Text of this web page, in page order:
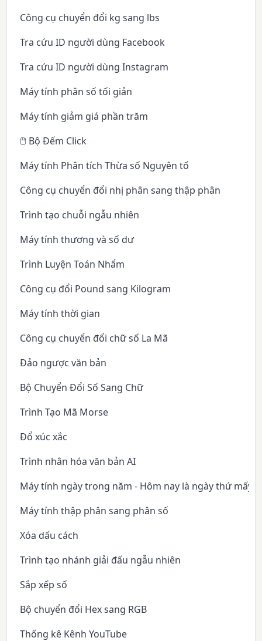
Công cụ chuyển đổi kg sang lbs
Tra cứu ID người dùng Facebook
Tra cứu ID người dùng Instagram
Máy tính phân số tối giản
Máy tính giảm giá phần trăm
🖱️ Bộ Đếm Click
Máy tính Phân tích Thừa số Nguyên tố
Công cụ chuyển đổi nhị phân sang thập phân
Trình tạo chuỗi ngẫu nhiên
Máy tính thương và số dư
Trình Luyện Toán Nhẩm
Công cụ đổi Pound sang Kilogram
Máy tính thời gian
Công cụ chuyển đổi chữ số La Mã
Đảo ngược văn bản
Bộ Chuyển Đổi Số Sang Chữ
Trình Tạo Mã Morse
Đổ xúc xắc
Trình nhân hóa văn bản AI
Máy tính ngày trong năm - Hôm nay là ngày thứ mấy
Máy tính thập phân sang phân số
Xóa dấu cách
Trình tạo nhánh giải đấu ngẫu nhiên
Sắp xếp số
Bộ chuyển đổi Hex sang RGB
Thống kê Kênh YouTube